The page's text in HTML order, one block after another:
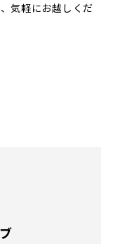
気軽にお越しくだ